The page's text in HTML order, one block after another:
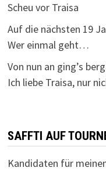
Scheu vor Traisa
Auf die nächsten 19
Wer einmal geht…
Von nun an ging’s
Ich liebe Traisa, nur
SAFFTI AUF
Kandidaten für